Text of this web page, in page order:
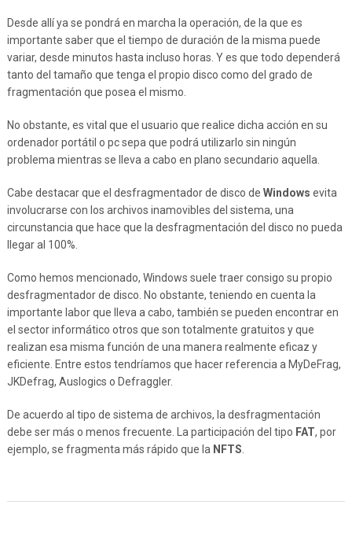
Desde allí ya se pondrá en marcha la operación, de la que es
importante saber que el tiempo de duración de la misma puede
variar, desde minutos hasta incluso horas. Y es que todo dependerá
tanto del tamaño que tenga el propio disco como del grado de
fragmentación que posea el mismo.
No obstante, es vital que el usuario que realice dicha acción en su
ordenador portátil o pc sepa que podrá utilizarlo sin ningún
problema mientras se lleva a cabo en plano secundario aquella.
Cabe destacar que el desfragmentador de disco de Windows evita
involucrarse con los archivos inamovibles del sistema, una
circunstancia que hace que la desfragmentación del disco no pueda
llegar al 100%.
Como hemos mencionado, Windows suele traer consigo su propio
desfragmentador de disco. No obstante, teniendo en cuenta la
importante labor que lleva a cabo, también se pueden encontrar en
el sector informático otros que son totalmente gratuitos y que
realizan esa misma función de una manera realmente eficaz y
eficiente. Entre estos tendríamos que hacer referencia a MyDeFrag,
JKDefrag, Auslogics o Defraggler.
De acuerdo al tipo de sistema de archivos, la desfragmentación
debe ser más o menos frecuente. La participación del tipo FAT, por
ejemplo, se fragmenta más rápido que la NFTS